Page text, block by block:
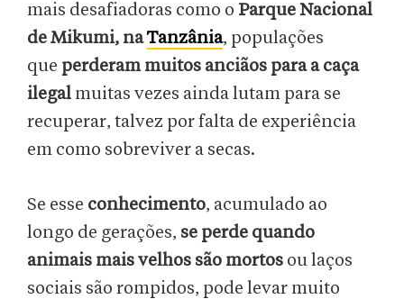
mais desafiadoras como o Parque Nacional
de Mikumi, naTanzânia, populações
que perderam muitos anciãos para a caça
ilegal muitas vezes ainda lutam para se
recuperar, talvez por falta de experiência
em como sobreviver a secas.
Se esse conhecimento, acumulado ao
longo de gerações, se perde quando
animais mais velhos são mortos ou laços
sociais são rompidos, pode levar muito